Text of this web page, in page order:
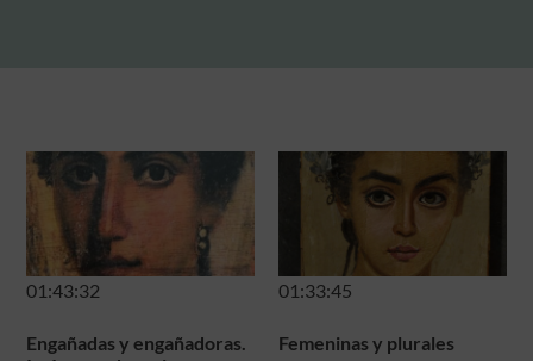
01:43:32
Engañadas y engañadoras.
01:33:45
Femeninas y plurales